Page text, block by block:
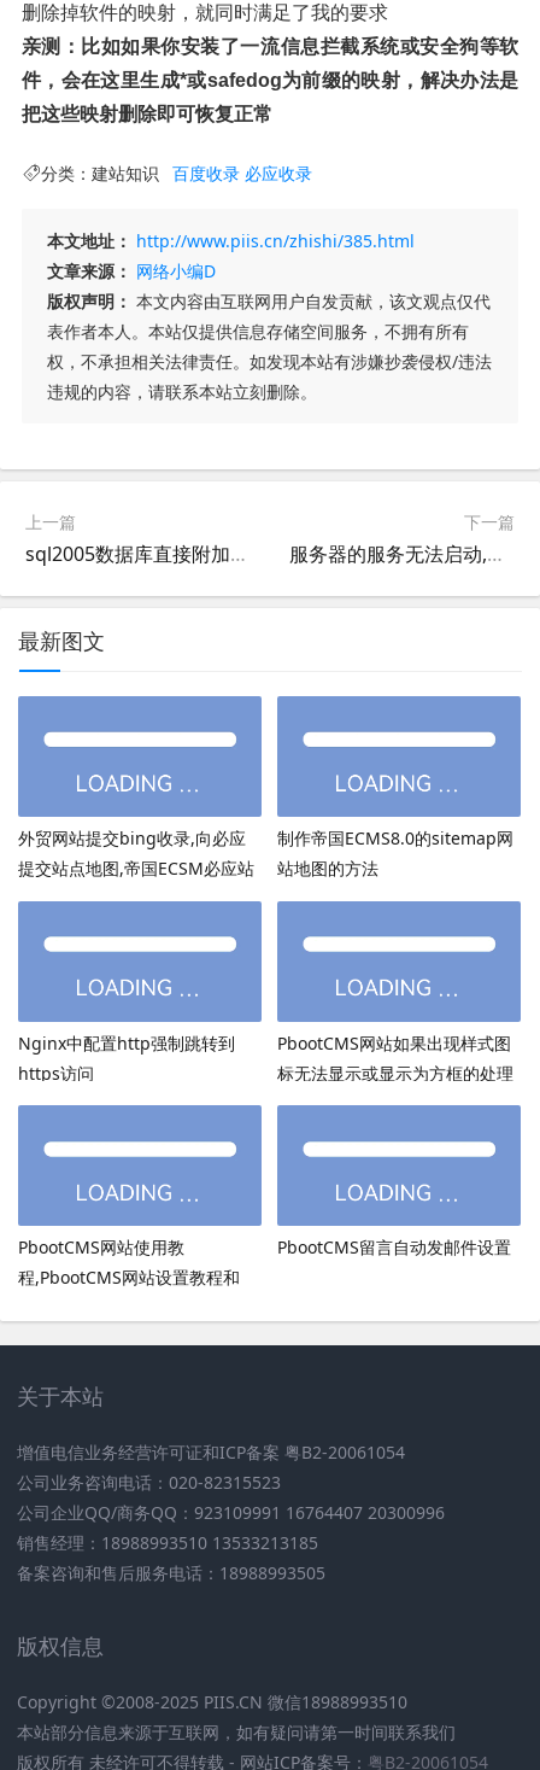
删除掉软件的映射，就同时满足了我的要求
亲测：比如如果你安装了一流信息拦截系统或安全狗等软
件，会在这里生成*或safedog为前缀的映射，解决办法是
把这些映射删除即可恢复正常
分类： 建站知识 百度收录 必应收录
本文地址： http://www.piis.cn/zhishi/385.html
文章来源： 网络小编D
版权声明： 本文内容由互联网用户自发贡献，该文观点仅代
表作者本人。本站仅提供信息存储空间服务，不拥有所有
权，不承担相关法律责任。如发现本站有涉嫌抄袭侵权/违法
违规的内容，请联系本站立刻删除。
上一篇
sql2005数据库直接附加后怎么删除孤立用户(原数据库中无效登录名)
下一篇
服务器的服务无法启动,提示程序的可执行路径错误的解决方法
最新图文
外贸网站提交bing收录,向必应
提交站点地图,帝国ECSM必应站
点图sitemap提交
制作帝国ECMS8.0的sitemap网
站地图的方法
Nginx中配置http强制跳转到
https访问
PbootCMS网站如果出现样式图
标无法显示或显示为方框的处理
方法
PbootCMS网站使用教
程,PbootCMS网站设置教程和
PbootCMS留言自动发邮件设置
关于本站
增值电信业务经营许可证和ICP备案 粤B2-20061054
公司业务咨询电话：020-82315523
公司企业QQ/商务QQ：923109991 16764407 20300996
销售经理：18988993510 13533213185
备案咨询和售后服务电话：18988993505
版权信息
Copyright ©2008-2025 PIIS.CN 微信18988993510
本站部分信息来源于互联网，如有疑问请第一时间联系我们
版权所有 未经许可不得转载 - 网站ICP备案号： 粤B2-20061054